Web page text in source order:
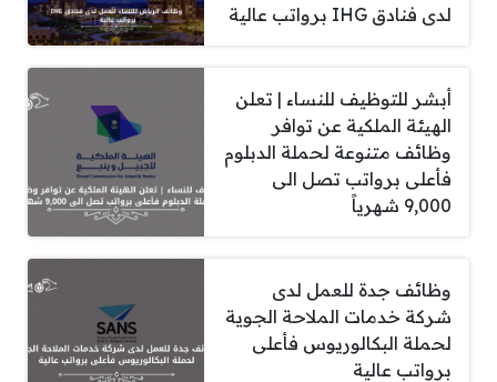
لدى فنادق IHG برواتب عالية
أبشر للتوظيف للنساء | تعلن
الهيئة الملكية عن توافر
وظائف متنوعة لحملة الدبلوم
فأعلى برواتب تصل الى
9,000 شهرياً
وظائف جدة للعمل لدى
شركة خدمات الملاحة الجوية
لحملة البكالوريوس فأعلى
برواتب عالية